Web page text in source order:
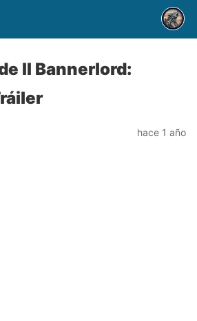
II Bannerlord:
hace 1 año